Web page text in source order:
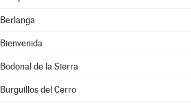
Berlanga
Bienvenida
Bodonal de la Sierra
Burguillos del Cerro